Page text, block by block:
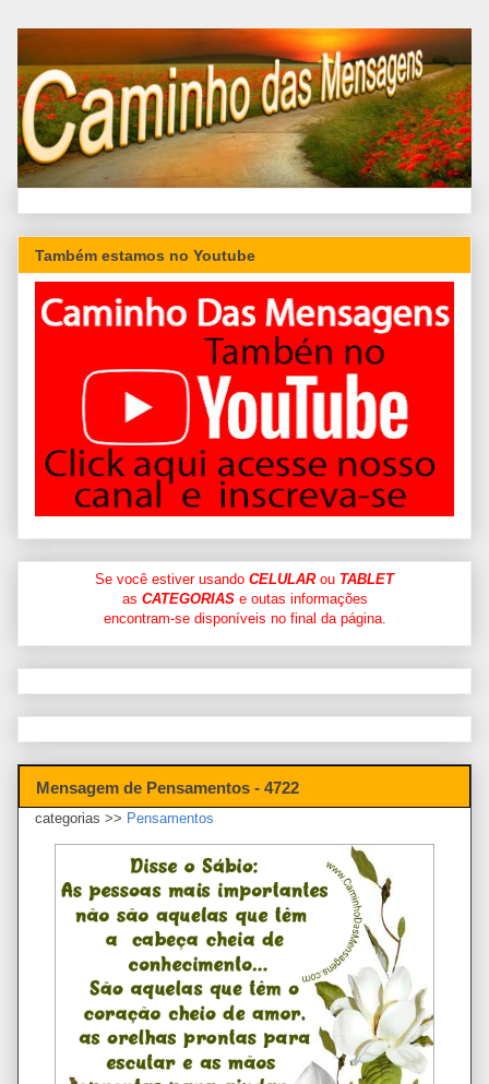
Também estamos no Youtube
Se você estiver usando CELULARou TABLET
as CATEGORIASe outas informações
encontram-se disponíveis no final da página.
Mensagem de Pensamentos - 4722
categorias >> Pensamentos